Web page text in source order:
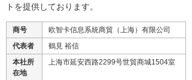
トを提供しております。
商号
欧智卡信息系統商貿（上海）有限公司
代表者
鶴見 裕信
本社所
在地
上海市延安西路2299号世貿商城1504室